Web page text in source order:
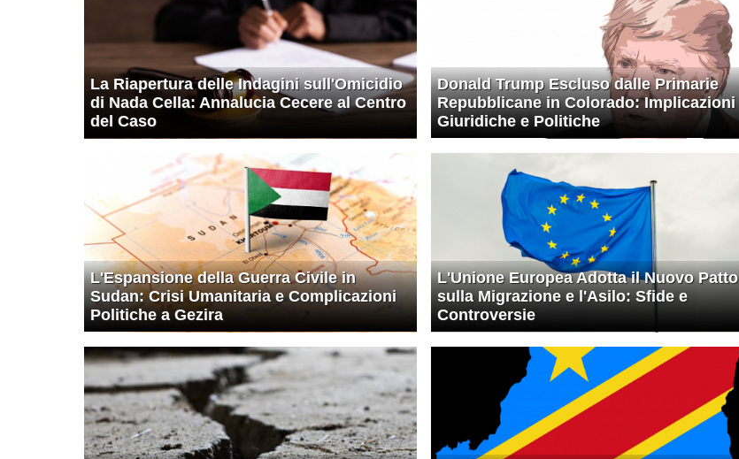
La Riapertura delle Indagini sull'Omicidio
di Nada Cella: Annalucia Cecere al Centro
del Caso
Donald Trump Escluso dalle Primarie
Repubblicane in Colorado: Implicazioni
Giuridiche e Politiche
L'Espansione della Guerra Civile in
Sudan: Crisi Umanitaria e Complicazioni
Politiche a Gezira
L'Unione Europea Adotta il Nuovo Patto
sulla Migrazione e l'Asilo: Sfide e
Controversie